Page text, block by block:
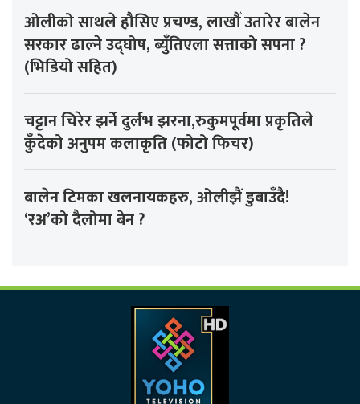
ओलीको साथले हौसिए प्रचण्ड, लाखौँ उतारेर बालेन
सरकार ढाल्ने उद्घोष, ब्युँतिएला सत्ताको सपना ?
(भिडियो सहित)
चट्टान चिरेर झर्ने दुर्लभ झरना,रुकुमपूर्वमा प्रकृतिले
कुँदेको अनुपम कलाकृति (फोटो फिचर)
बालेन टिमका खलनायकहरु, ओलीझैं डुबाउँदै!
‘रअ’को दैलोमा बेन ?